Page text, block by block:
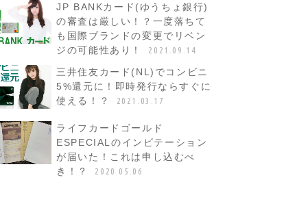
JP BANKカード(ゆうちょ銀行)
の審査は厳しい！？一度落ちて
も国際ブランドの変更でリベン
ジの可能性あり！
2021.09.14
三井住友カード(NL)でコンビニ
5%還元に！即時発行ならすぐに
使える！？
2021.03.17
ライフカードゴールド
ESPECIALのインビテーション
が届いた！これは申し込むべ
き！？
2020.05.06